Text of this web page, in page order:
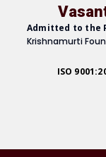
Admitted to the
Krishnamurti
ISO